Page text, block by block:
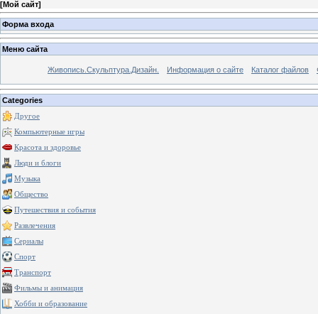
[Мой сайт]
Форма входа
Меню сайта
Живопись.Скульптура.Дизайн. Информация о сайте Каталог файлов
Categories
Другое
Компьютерные игры
Красота и здоровье
Люди и блоги
Музыка
Общество
Путешествия и события
Развлечения
Сериалы
Спорт
Транспорт
Фильмы и анимация
Хобби и образование